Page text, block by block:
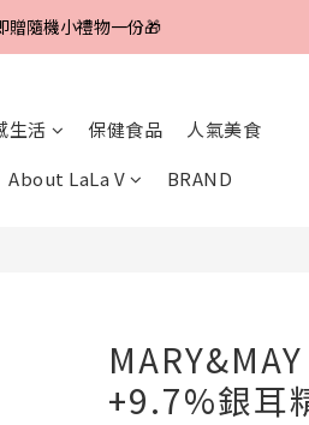
購、回購皆贈100元
贈隨機小禮物一份🎁
生活 保健食品
人氣美食
About LaLa V BRAND
+9.7%銀耳